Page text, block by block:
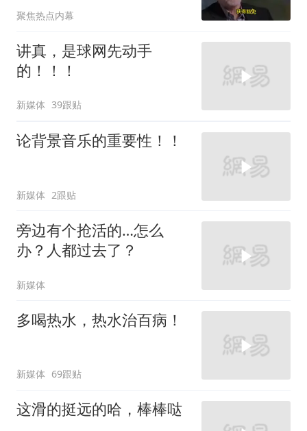
聚焦热点内幕
讲真，是球网先动手
的！！！
新媒体 39跟贴
论背景音乐的重要性！！
新媒体 2跟贴
旁边有个抢活的…怎么
办？人都过去了？
新媒体
多喝热水，热水治百病！
新媒体 69跟贴
这滑的挺远的哈，棒棒哒